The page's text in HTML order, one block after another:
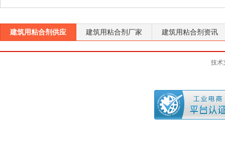
建筑用粘合剂供应 建筑用粘合剂厂家 建筑用粘合剂资讯
技术